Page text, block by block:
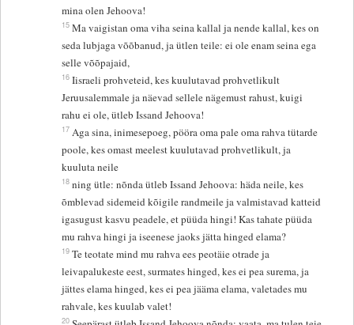
mina olen Jehoova!
15 Ma vaigistan oma viha seina kallal ja nende kallal, kes on
seda lubjaga võõbanud, ja ütlen teile: ei ole enam seina ega
selle võõpajaid,
16 Iisraeli prohveteid, kes kuulutavad prohvetlikult
Jeruusalemmale ja näevad sellele nägemust rahust, kuigi
rahu ei ole, ütleb Issand Jehoova!
17 Aga sina, inimesepoeg, pööra oma pale oma rahva tütarde
poole, kes omast meelest kuulutavad prohvetlikult, ja
kuuluta neile
18 ning ütle: nõnda ütleb Issand Jehoova: häda neile, kes
õmblevad sidemeid kõigile randmeile ja valmistavad katteid
igasugust kasvu peadele, et püüda hingi! Kas tahate püüda
mu rahva hingi ja iseenese jaoks jätta hinged elama?
19 Te teotate mind mu rahva ees peotäie otrade ja
leivapalukeste eest, surmates hinged, kes ei pea surema, ja
jättes elama hinged, kes ei pea jääma elama, valetades mu
rahvale, kes kuulab valet!
20